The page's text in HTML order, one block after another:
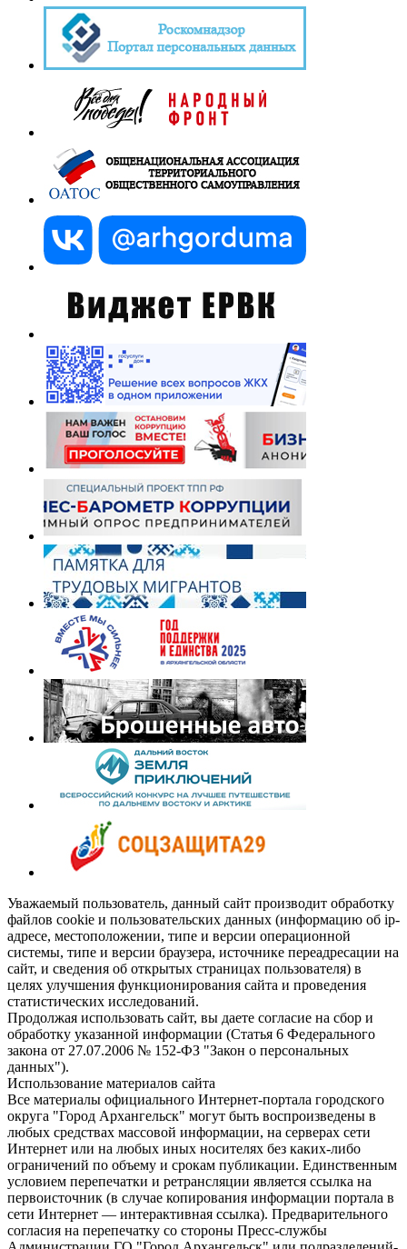
Уважаемый пользователь, данный сайт производит обработку
файлов cookie и пользовательских данных (информацию об ip-
адресе, местоположении, типе и версии операционной
системы, типе и версии браузера, источнике переадресации на
сайт, и сведения об открытых страницах пользователя) в
целях улучшения функционирования сайта и проведения
статистических исследований.
Продолжая использовать сайт, вы даете согласие на сбор и
обработку указанной информации (Статья 6 Федерального
закона от 27.07.2006 № 152-ФЗ "Закон о персональных
данных").
Использование материалов сайта
Все материалы официального Интернет-портала городского
округа "Город Архангельск" могут быть воспроизведены в
любых средствах массовой информации, на серверах сети
Интернет или на любых иных носителях без каких-либо
ограничений по объему и срокам публикации. Единственным
условием перепечатки и ретрансляции является ссылка на
первоисточник (в случае копирования информации портала в
сети Интернет — интерактивная ссылка). Предварительного
согласия на перепечатку со стороны Пресс-службы